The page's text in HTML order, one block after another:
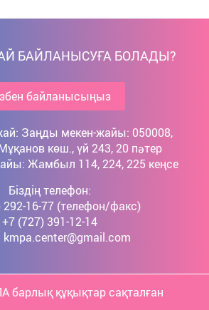
БАЙЛАНЫСУҒА БОЛАДЫ?
байланысыңыз
Заңды мекен-жайы: 050008,
көш., үй 243, 20 пәтер
Жамбыл 114, 224, 225 кеңсе
Біздің телефон:
292-16-77 (телефон/факс)
+7 (727) 391-12-14
kmpa.center@gmail.com
барлық құқықтар сақталған